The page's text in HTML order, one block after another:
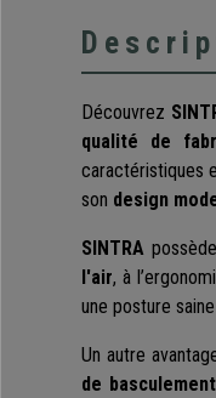
Découvrez
qualité de
caractéristiques
son design
SINTRA
l'air, à
une posture
Un autre
de basculement